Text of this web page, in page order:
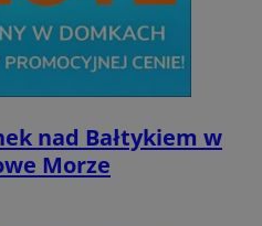
nad Bałtykiem w
Morze
Niesklasyfikowane